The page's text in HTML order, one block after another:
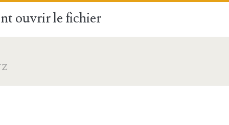
ouvrir le fichier